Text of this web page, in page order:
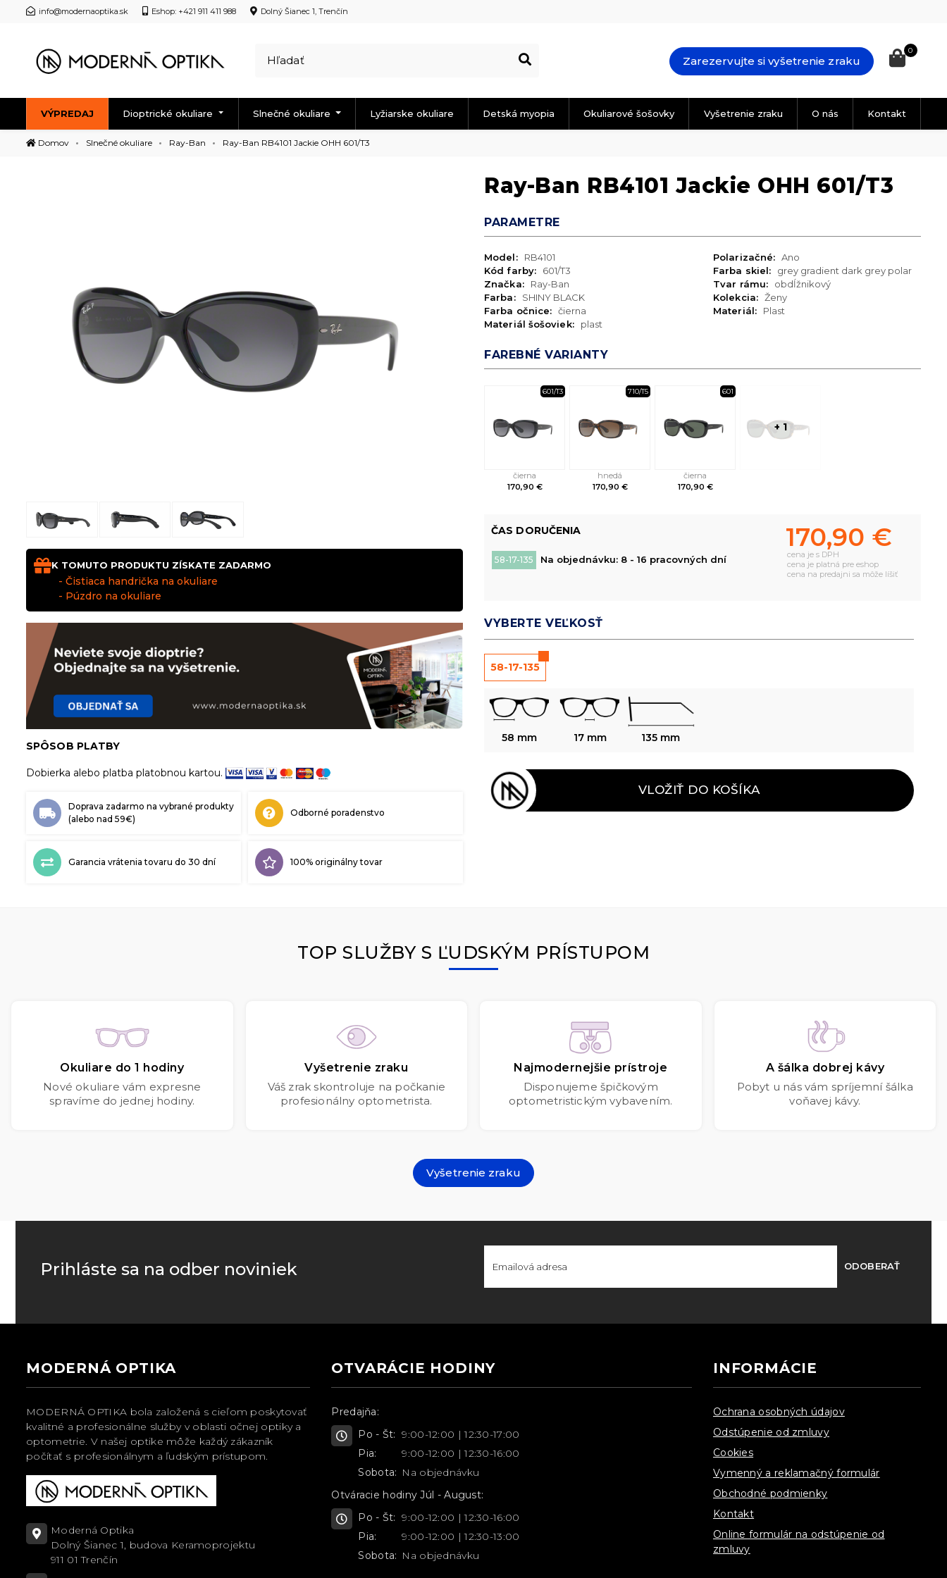
info@modernaoptika.sk Eshop: +421 911 411 988 Dolný Šianec 1, Trenčín
Zarezervujte si vyšetrenie zraku
0
VÝPREDAJ Dioptrické okuliare Slnečné okuliare Lyžiarske okuliare Detská myopia Okuliarové šošovky Vyšetrenie zraku O nás Kontakt
Domov Slnečné okuliare Ray-Ban Ray-Ban RB4101 Jackie OHH 601/T3
K TOMUTO PRODUKTU ZÍSKATE ZADARMO
- Čistiaca handrička na okuliare
- Púzdro na okuliare
SPÔSOB PLATBY
Dobierka alebo platba platobnou kartou.
Doprava zadarmo na vybrané produkty
(alebo nad 59€)
Odborné poradenstvo
Garancia vrátenia tovaru do 30 dní 100% originálny tovar
Ray-Ban RB4101 Jackie OHH 601/T3
PARAMETRE
Model:
RB4101
Kód farby:
601/T3
Značka:
Ray-Ban
Farba:
SHINY BLACK
Farba očnice: čierna
Materiál šošoviek:
plast
Polarizačné: Ano
Farba skiel:
grey gradient dark grey polar
Tvar rámu:
obdĺžnikový
Kolekcia: Ženy
Materiál:
Plast
FAREBNÉ VARIANTY
601/T3
čierna
170,90 €
710/T5
hnedá
170,90 €
601
čierna
170,90 €
+ 1
ČAS DORUČENIA
58-17-135 Na objednávku: 8 - 16 pracovných dní
170,90 €
cena je s DPH
cena je platná pre eshop
cena na predajni sa môže líšiť
VYBERTE VEĽKOSŤ
58-17-135
58 mm 17 mm 135 mm
VLOŽIŤ DO KOŠÍKA
TOP SLUŽBY S ĽUDSKÝM PRÍSTUPOM
Okuliare do 1 hodiny
Nové okuliare vám expresne
spravíme do jednej hodiny.
Vyšetrenie zraku
Váš zrak skontroluje na počkanie
profesionálny optometrista.
Najmodernejšie prístroje
Disponujeme špičkovým
optometristickým vybavením.
A šálka dobrej kávy
Pobyt u nás vám spríjemní šálka
voňavej kávy.
Vyšetrenie zraku
Prihláste sa na odber noviniek ODOBERAŤ
MODERNÁ OPTIKA
MODERNÁ OPTIKA bola založená s cieľom poskytovať
kvalitné a profesionálne služby v oblasti očnej optiky a
optometrie. V našej optike môže každý zákazník
počítať s profesionálnym a ľudským prístupom.
Moderná Optika
Dolný Šianec 1, budova Keramoprojektu
911 01 Trenčín
OTVARÁCIE HODINY
Predajňa:
Po - Št: 9:00-12:00 | 12:30-17:00
Pia:
9:00-12:00 | 12:30-16:00
Sobota: Na objednávku
Otváracie hodiny Júl - August:
Po - Št: 9:00-12:00 | 12:30-16:00
Pia:
9:00-12:00 | 12:30-13:00
Sobota: Na objednávku
INFORMÁCIE
Ochrana osobných údajov
Odstúpenie od zmluvy
Cookies
Vymenný a reklamačný formulár
Obchodné podmienky
Kontakt
Online formulár na odstúpenie od
zmluvy